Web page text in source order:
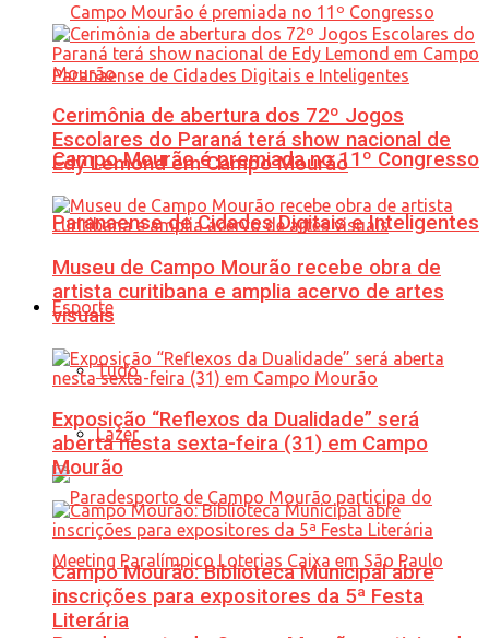
Campo Mourão é premiada no 11º Congresso
Paranaense de Cidades Digitais e Inteligentes
Esporte
Tudo
Lazer
Cerimônia de abertura dos 72º Jogos
Escolares do Paraná terá show nacional de
Edy Lemond em Campo Mourão
Museu de Campo Mourão recebe obra de
artista curitibana e amplia acervo de artes
visuais
Exposição “Reflexos da Dualidade” será
aberta nesta sexta-feira (31) em Campo
Mourão
Campo Mourão: Biblioteca Municipal abre
inscrições para expositores da 5ª Festa
Literária